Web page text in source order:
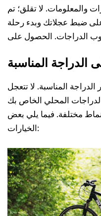
والمعلومات. لا تقلق؛ تم
ضبط عجلاتك وبدء رحلة
الدراجة المناسبة. لا تتعجل
المحلي الخاص بك
مختلفة. فيما يلي بعض
الخيارات: